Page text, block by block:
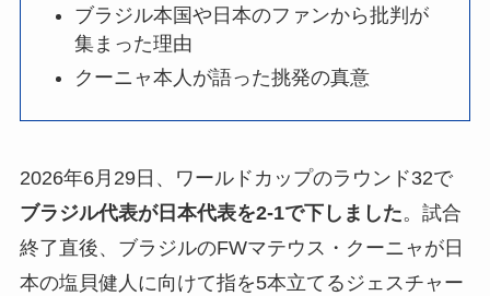
ブラジル本国や日本のファンから批判が
集まった理由
クーニャ本人が語った挑発の真意
2026年6月29日、ワールドカップのラウンド32で
ブラジル代表が日本代表を2-1で下しました。試合
終了直後、ブラジルのFWマテウス・クーニャが日
本の塩貝健人に向けて指を5本立てるジェスチャー